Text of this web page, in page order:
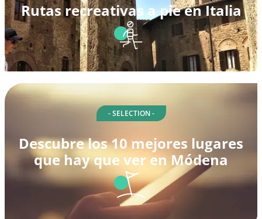
Rutas recreativas a pie en Italia
- SELECTION -
Descubre los 10 mejores lugares
que hay que ver en Módena